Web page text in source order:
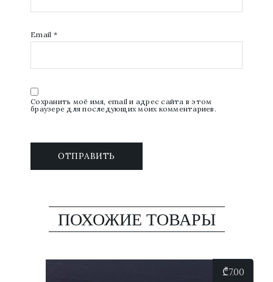
Email *
Сохранить моё имя, email и адрес сайта в этом
браузере для последующих моих комментариев.
ПОХОЖИЕ ТОВАРЫ
₾7.00